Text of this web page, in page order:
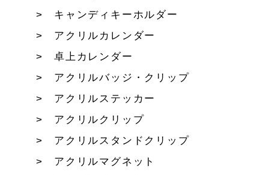
キャンディキーホルダー
アクリルカレンダー
卓上カレンダー
アクリルバッジ・クリップ
アクリルステッカー
アクリルクリップ
アクリルスタンドクリップ
アクリルマグネット